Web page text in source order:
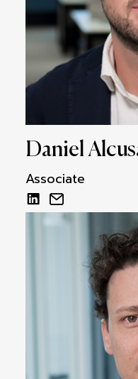
Daniel
Associate